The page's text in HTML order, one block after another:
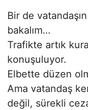
Bir de
bakalım…
Trafikte artık
konuşuluyor.
Elbette düzen
Ama vatandaş
değil, sürekli